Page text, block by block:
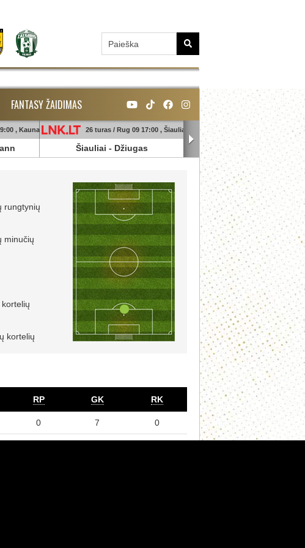
FANTASY ŽAIDIMAS
, Kaunas 26 turas / Rug 09 17:00 , Šiauliai
Šiauliai - Džiugas
26 turas / Rug 09 18:45 ,
Banga Sūduva
rungtynių
minučių
kortelių
RP GK RK
0 7 0